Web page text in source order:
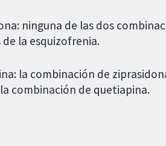
ninguna de las dos
la esquizofrenia.
la combinación de
combinación de quetiapina.